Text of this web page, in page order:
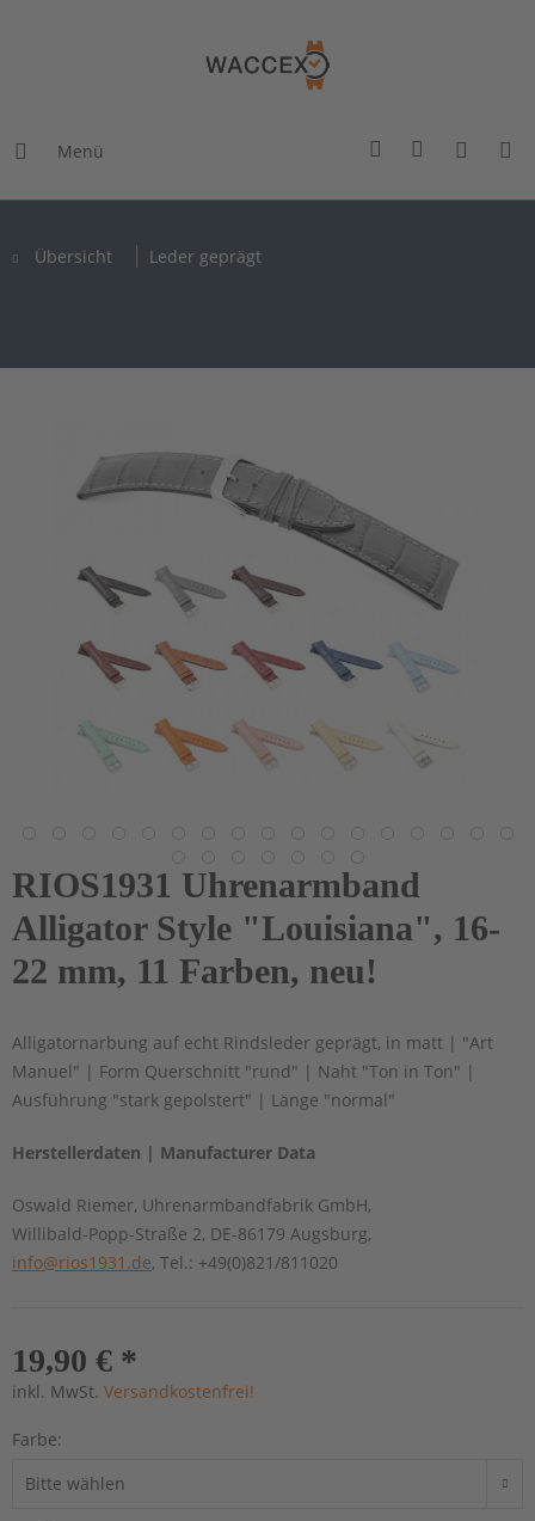
Menü
Übersicht Leder geprägt
RIOS1931 Uhrenarmband
Alligator Style "Louisiana", 16-
22 mm, 11 Farben, neu!
Alligatornarbung auf echt Rindsleder geprägt, in matt | "Art
Manuel" | Form Querschnitt "rund" | Naht "Ton in Ton" |
Ausführung "stark gepolstert" | Länge "normal"
Herstellerdaten | Manufacturer Data
Oswald Riemer, Uhrenarmbandfabrik GmbH,
Willibald-Popp-Straße 2, DE-86179 Augsburg,
info@rios1931.de, Tel.: +49(0)821/811020
19,90 € *
inkl. MwSt. Versandkostenfrei!
Farbe: